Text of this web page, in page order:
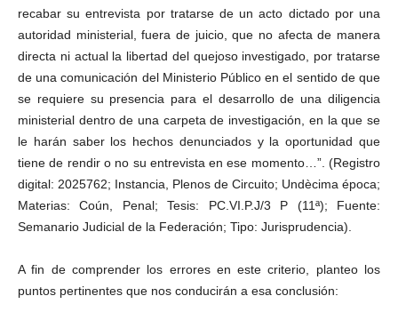
recabar su entrevista por tratarse de un acto dictado por una
autoridad ministerial, fuera de juicio, que no afecta de manera
directa ni actual la libertad del quejoso investigado, por tratarse
de una comunicación del Ministerio Público en el sentido de que
se requiere su presencia para el desarrollo de una diligencia
ministerial dentro de una carpeta de investigación, en la que se
le harán saber los hechos denunciados y la oportunidad que
tiene de rendir o no su entrevista en ese momento…”. (Registro
digital: 2025762; Instancia, Plenos de Circuito; Undècima época;
Materias: Coún, Penal; Tesis: PC.VI.P.J/3 P (11ª); Fuente:
Semanario Judicial de la Federación; Tipo: Jurisprudencia).
A fin de comprender los errores en este criterio, planteo los
puntos pertinentes que nos conducirán a esa conclusión: